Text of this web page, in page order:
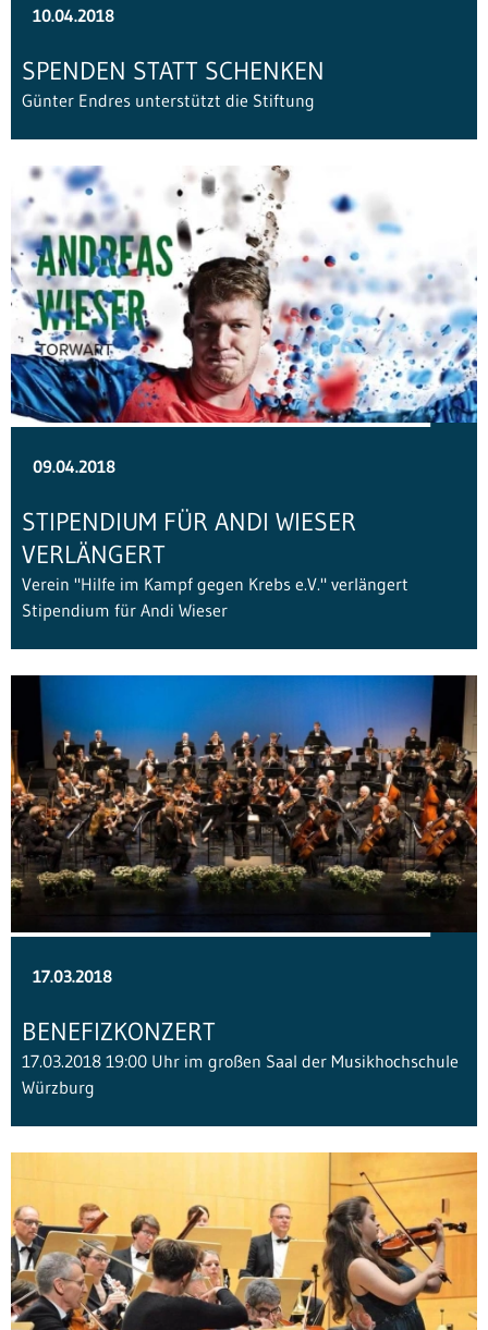
10.04.2018
SPENDEN STATT SCHENKEN
Günter Endres unterstützt die Stiftung
09.04.2018
STIPENDIUM FÜR ANDI WIESER
VERLÄNGERT
Verein "Hilfe im Kampf gegen Krebs e.V." verlängert
Stipendium für Andi Wieser
17.03.2018
BENEFIZKONZERT
17.03.2018 19:00 Uhr im großen Saal der Musikhochschule
Würzburg